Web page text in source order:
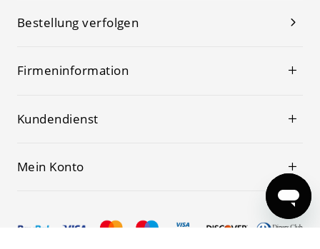
Bestellung verfolgen
Firmeninformation
Kundendienst
Mein Konto